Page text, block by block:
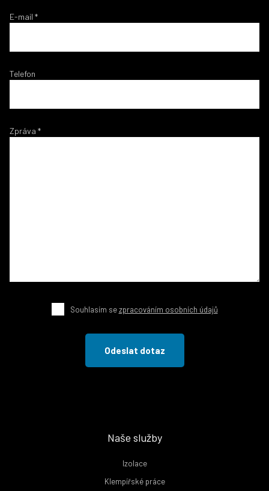
E-mail *
Telefon
Zpráva *
Souhlasím sezpracováním osobních údajů
Naše služby
Izolace
Klempířské práce